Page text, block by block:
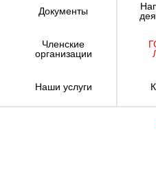
Документы
Членские
организации
Наши услуги